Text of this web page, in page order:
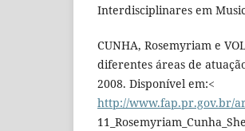
Interdisciplinares em
CUNHA, Rosemyriam e
diferentes áreas de
2008. Disponí­vel em:<
http://www.fap.pr.gov.br/